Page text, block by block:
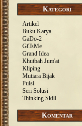
Kategori
Artikel
Buku Karya
GaDo-2
GiTsMe
Grand Idea
Khutbah Jum'at
Kliping
Mutiara Bijak
Puisi
Seri Solusi
Thinking Skill
Komentar